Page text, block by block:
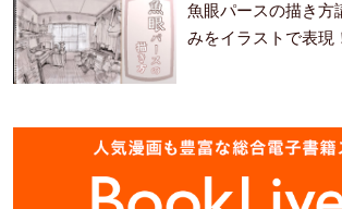
魚眼パースの描き方
みをイラストで表現